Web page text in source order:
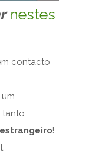
nestes
contacto
tanto
!